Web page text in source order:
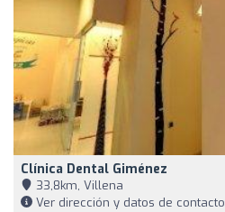
Clínica Dental Giménez
33,8km, Villena
Ver dirección y datos de contacto